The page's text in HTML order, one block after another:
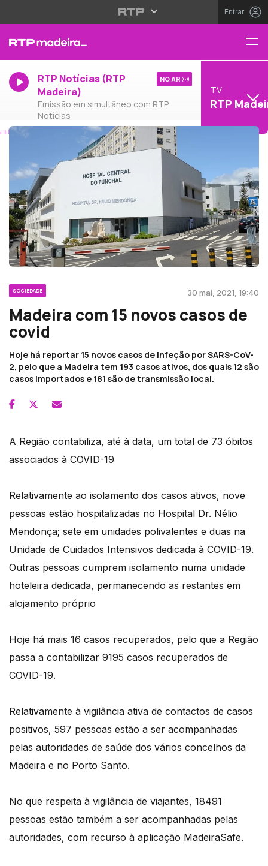
Entrar
RTP Notícias (RTP
Madeira)
Emissão em simultâneo com RTP
Notícias
NO AR
TV
RTP
SOCIEDADE 30 mai, 2021, 19:40
Madeira com 15 novos casos de
covid
Hoje há reportar 15 novos casos de infeção por SARS-CoV-
2, pelo que a Madeira tem 193 casos ativos, dos quais 12 são
casos importados e 181 são de transmissão local.
A Região contabiliza, até à data, um total de 73 óbitos
associados à COVID-19
Relativamente ao isolamento dos casos ativos, nove
pessoas estão hospitalizadas no Hospital Dr. Nélio
Mendonça; sete em unidades polivalentes e duas na
Unidade de Cuidados Intensivos dedicada à COVID-19.
Outras pessoas cumprem isolamento numa unidade
hoteleira dedicada, permanecendo as restantes em
alojamento próprio
Hoje há mais 16 casos recuperados, pelo que a Região
passa a contabilizar 9195 casos recuperados de
COVID-19.
Relativamente à vigilância ativa de contactos de casos
positivos, 597 pessoas estão a ser acompanhadas
pelas autoridades de saúde dos vários concelhos da
Madeira e no Porto Santo.
No que respeita à vigilância de viajantes, 18491
pessoas estão também a ser acompanhadas pelas
autoridades, com recurso à aplicação MadeiraSafe.